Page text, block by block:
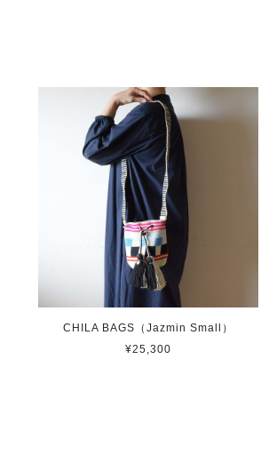
CHILA BAGS（Jazmin Small）
¥25,300